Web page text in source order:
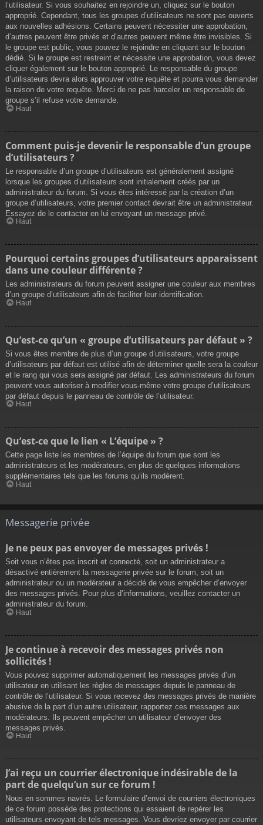
l’utilisateur. Si vous souhaitez en rejoindre un, cliquez sur le bouton
approprié. Cependant, tous les groupes d’utilisateurs ne sont pas ouverts
aux nouvelles adhésions. Certains peuvent nécessiter une approbation,
d’autres peuvent être privés et d’autres peuvent même être invisibles. Si
le groupe est public, vous pouvez le rejoindre en cliquant sur le bouton
dédié. Si le groupe est restreint et nécessite une approbation, vous devez
cliquer également sur le bouton approprié. Le responsable du groupe
d’utilisateurs devra alors approuver votre requête et pourra vous demander
la raison de votre requête. Merci de ne pas harceler un responsable de
groupe s’il refuse votre demande.
Haut
Comment puis-je devenir le responsable d’un groupe
d’utilisateurs ?
Le responsable d’un groupe d’utilisateurs est généralement assigné
lorsque les groupes d’utilisateurs sont initialement créés par un
administrateur du forum. Si vous êtes intéressé par la création d’un
groupe d’utilisateurs, votre premier contact devrait être un administrateur.
Essayez de le contacter en lui envoyant un message privé.
Haut
Pourquoi certains groupes d’utilisateurs apparaissent
dans une couleur différente ?
Les administrateurs du forum peuvent assigner une couleur aux membres
d’un groupe d’utilisateurs afin de faciliter leur identification.
Haut
Qu’est-ce qu’un « groupe d’utilisateurs par défaut » ?
Si vous êtes membre de plus d’un groupe d’utilisateurs, votre groupe
d’utilisateurs par défaut est utilisé afin de déterminer quelle sera la couleur
et le rang qui vous sera assigné par défaut. Les administrateurs du forum
peuvent vous autoriser à modifier vous-même votre groupe d’utilisateurs
par défaut depuis le panneau de contrôle de l’utilisateur.
Haut
Qu’est-ce que le lien « L’équipe » ?
Cette page liste les membres de l’équipe du forum que sont les
administrateurs et les modérateurs, en plus de quelques informations
supplémentaires tels que les forums qu’ils modèrent.
Haut
Messagerie privée
Je ne peux pas envoyer de messages privés !
Soit vous n’êtes pas inscrit et connecté, soit un administrateur a
désactivé entièrement la messagerie privée sur le forum, soit un
administrateur ou un modérateur a décidé de vous empêcher d’envoyer
des messages privés. Pour plus d’informations, veuillez contacter un
administrateur du forum.
Haut
Je continue à recevoir des messages privés non
sollicités !
Vous pouvez supprimer automatiquement les messages privés d’un
utilisateur en utilisant les règles de messages depuis le panneau de
contrôle de l’utilisateur. Si vous recevez des messages privés de manière
abusive de la part d’un autre utilisateur, rapportez ces messages aux
modérateurs. Ils peuvent empêcher un utilisateur d’envoyer des
messages privés.
Haut
J’ai reçu un courrier électronique indésirable de la
part de quelqu’un sur ce forum !
Nous en sommes navrés. Le formulaire d’envoi de courriers électroniques
de ce forum possède des protections qui essaient de repérer les
utilisateurs envoyant de tels messages. Vous devriez envoyer par courrier